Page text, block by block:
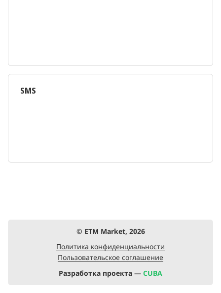
SMS
© ETM Market, 2026
Политика конфиденциальности
Пользовательское соглашение
Разработка проекта — CUBA